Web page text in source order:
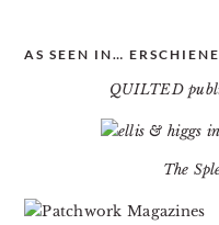
AS SEEN IN…
QUILTED
The